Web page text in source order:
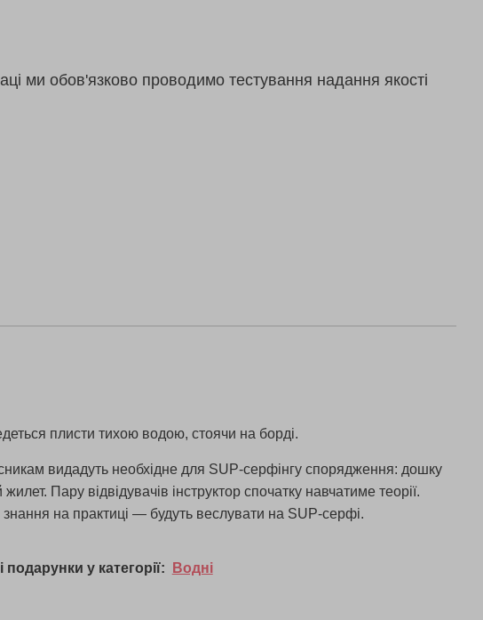
ми обов'язково проводимо тестування надання якості
плисти тихою водою, стоячи на борді.
видадуть необхідне для SUP-серфінгу спорядження: дошку
Пару відвідувачів інструктор спочатку навчатиме теорії.
знання на практиці — будуть веслувати на SUP-серфі.
подарунки у категорії: Водні